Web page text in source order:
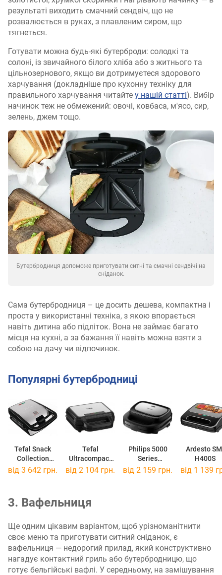
результаті виходить смачний сендвіч, що не
розвалюється в руках, з плавленим сиром, що
тягнеться.
Готувати можна будь-які бутерброди: солодкі та
солоні, із звичайного білого хліба або з житнього та
цільнозернового, якщо ви дотримуєтеся здорового
харчування (докладніше про кухонну техніку для
правильного харчування читайте у нашій статті). Вибір
начинок теж не обмежений: овочі, ковбаса, м'ясо, сир,
зелень, джем тощо.
Бутербродниця допоможе приготувати ситні та смачні сендвічі на
сніданок.
Сама бутербродниця – це досить дешева, компактна і
проста у використанні техніка, з якою впорається
навіть дитина або підліток. Вона не займає багато
місця на кухні, а за бажання її навіть можна взяти з
собою на дачу чи відпочинок.
Популярні бутербродниці
Tefal Snack
Collection
SW852D12
Tefal
Ultracompact
SW383D10
Philips 5000
Series
HD2350/80
Ardesto
H400S
від 3 642 грн. від 2 104 грн. від 2 159 грн. від 1 139
3. Вафельниця
Ще одним цікавим варіантом, щоб урізноманітнити
своє меню та приготувати ситний сніданок, є
вафельниця — недорогий прилад, який конструктивно
нагадує контактний гриль або бутербродницю, що
готує бельгійські вафлі. У середньому, на замішування